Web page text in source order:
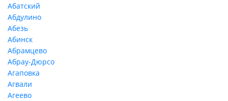
Абатский
Абдулино
Абезь
Абинск
Абрамцево
Абрау-Дюрсо
Агаповка
Агвали
Агеево